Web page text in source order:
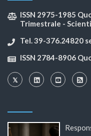
ISSN 2975-1985
Trimestrale -
Tel. 39-376.24820
ISSN 2784-8906